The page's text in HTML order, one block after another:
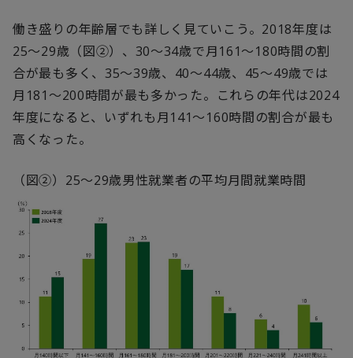
働き盛りの年齢層でも詳しく見ていこう。2018年度は
25～29歳（図②）、30～34歳で月161～180時間の割
合が最も多く、35～39歳、40～44歳、45～49歳では
月181～200時間が最も多かった。これらの年代は2024
年度になると、いずれも月141～160時間の割合が最も
高くなった。
（図②） 25～29歳男性就業者の平均月間就業時間